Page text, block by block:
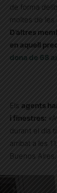
de forma
moltes de
D’altres
en aquell
dona de 68
Els agents
i finestres: «
durant el dia
arribat a les
Buenos Aires.